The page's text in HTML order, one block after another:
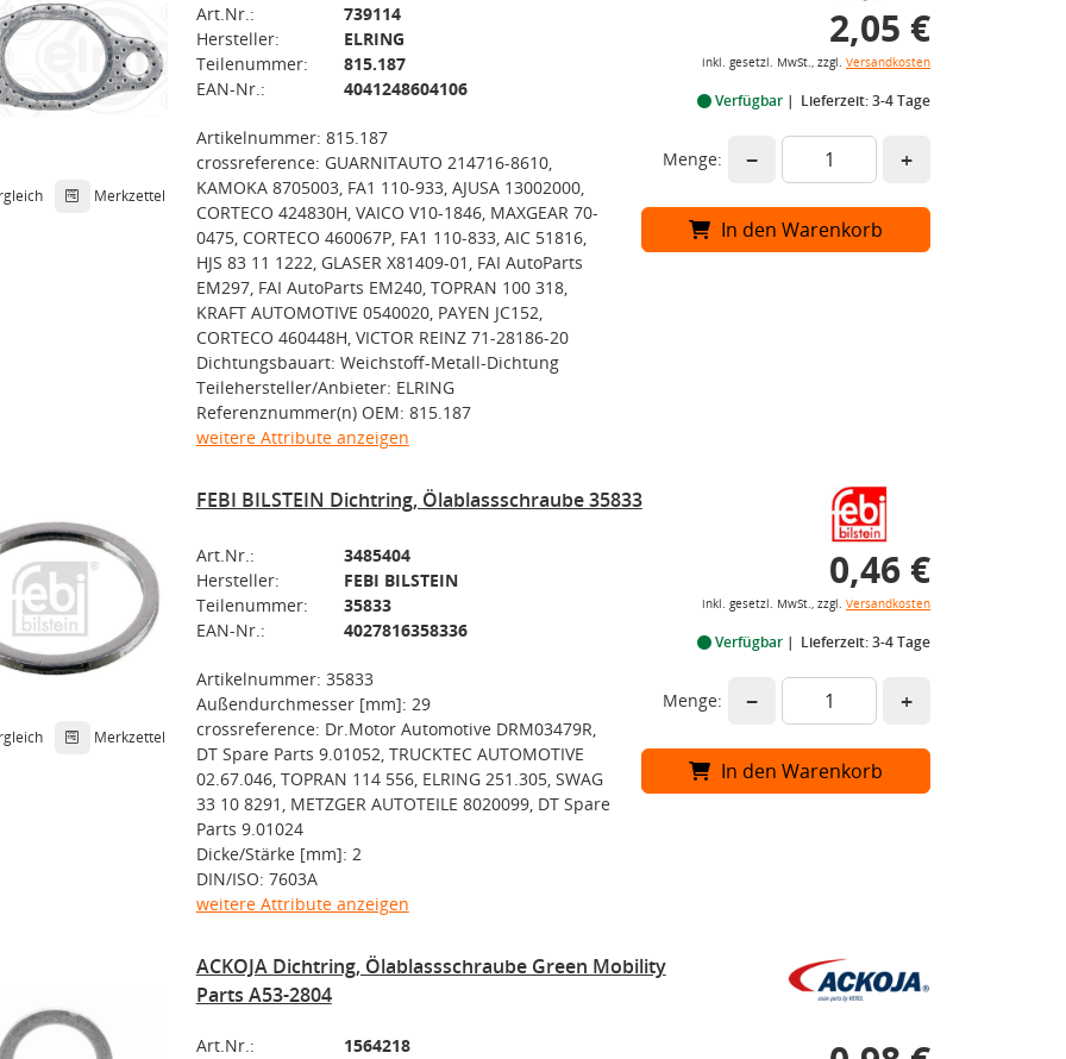
Merkzettel
Art.Nr.:
739114
Hersteller:
ELRING
Teilenummer:
815.187
EAN-Nr.:
4041248604106
Artikelnummer: 815.187
crossreference: GUARNITAUTO 214716-8610,
KAMOKA 8705003, FA1 110-933, AJUSA 13002000,
CORTECO 424830H, VAICO V10-1846, MAXGEAR 70-
0475, CORTECO 460067P, FA1 110-833, AIC 51816,
HJS 83 11 1222, GLASER X81409-01, FAI AutoParts
EM297, FAI AutoParts EM240, TOPRAN 100 318,
KRAFT AUTOMOTIVE 0540020, PAYEN JC152,
CORTECO 460448H, VICTOR REINZ 71-28186-20
Dichtungsbauart: Weichstoff-Metall-Dichtung
Teilehersteller/Anbieter: ELRING
Referenznummer(n) OEM: 815.187
weitere Attribute anzeigen
2,05 €
inkl. gesetzl. MwSt., zzgl. Versandkosten
Verfügbar Lieferzeit: 3-4 Tage
Menge: − +
In den Warenkorb
Merkzettel
FEBI BILSTEIN Dichtring, Ölablassschraube 35833
Art.Nr.:
3485404
Hersteller:
FEBI BILSTEIN
Teilenummer:
35833
EAN-Nr.:
4027816358336
Artikelnummer: 35833
Außendurchmesser [mm]: 29
crossreference: Dr.Motor Automotive DRM03479R,
DT Spare Parts 9.01052, TRUCKTEC AUTOMOTIVE
02.67.046, TOPRAN 114 556, ELRING 251.305, SWAG
33 10 8291, METZGER AUTOTEILE 8020099, DT Spare
Parts 9.01024
Dicke/Stärke [mm]: 2
DIN/ISO: 7603A
weitere Attribute anzeigen
0,46 €
inkl. gesetzl. MwSt., zzgl. Versandkosten
Verfügbar Lieferzeit: 3-4 Tage
Menge: − +
In den Warenkorb
ACKOJA Dichtring, Ölablassschraube Green Mobility
Parts A53-2804
Art.Nr.:
1564218